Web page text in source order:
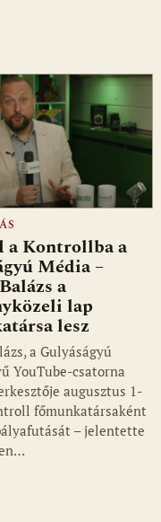
a Kontrollba a
Média –
a
lap
lesz
a Gulyáságyú
YouTube-csatorna
augusztus 1-
főmunkatársaként
– jelentette